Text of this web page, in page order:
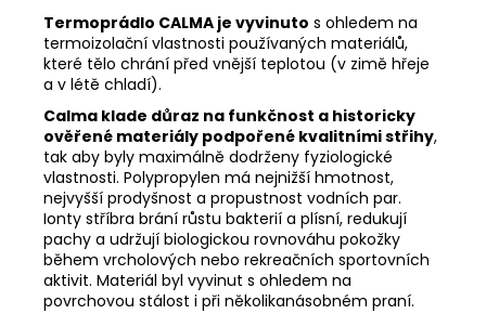
Termoprádlo CALMA je vyvinuto s ohledem na
termoizolační vlastnosti používaných materiálů,
které tělo chrání před vnější teplotou (v zimě hřeje
a v létě chladí).
Calma klade důraz na funkčnost a historicky
ověřené materiály podpořené kvalitními střihy,
tak aby byly maximálně dodrženy fyziologické
vlastnosti. Polypropylen má nejnižší hmotnost,
nejvyšší prodyšnost a propustnost vodních par.
Ionty stříbra brání růstu bakterií a plísní, redukují
pachy a udržují biologickou rovnováhu pokožky
během vrcholových nebo rekreačních sportovních
aktivit. Materiál byl vyvinut s ohledem na
povrchovou stálost i při několikanásobném praní.